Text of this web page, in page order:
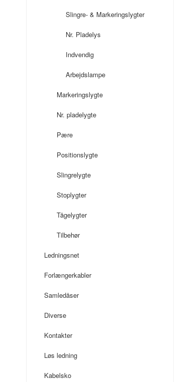
Slingre- & Markeringslygter
Nr. Pladelys
Indvendig
Arbejdslampe
Markeringslygte
Nr. pladelygte
Pære
Positionslygte
Slingrelygte
Stoplygter
Tågelygter
Tilbehør
Ledningsnet
Forlængerkabler
Samledåser
Diverse
Kontakter
Løs ledning
Kabelsko